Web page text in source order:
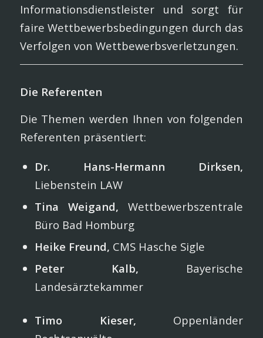
Informationsdienstleister und sorgt für
faire Wettbewerbsbedin­gungen durch das
Verfolgen von Wettbewerbsverletzungen.
Die Referenten
Die Themen werden Ihnen von folgenden
Referenten präsentiert:
Dr. Hans-Hermann Dirksen,
Liebenstein LAW
Tina Weigand,Wettbewerbszentrale
Büro Bad Homburg
Heike Freund, CMS Hasche Sigle
Peter Kalb, Bayerische
Landesärztekammer
Timo Kieser, Oppenländer